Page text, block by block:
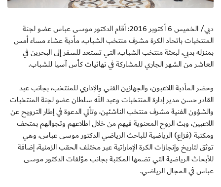
دبي/ الخميس 6 أكتوبر 2016: أقام الدكتور موسى عباس عضو لجنة
المنتخبات باتحاد الكرة مشرف منتخب الشباب، مأدبة عشاء مساء أمس
بمنزله بدبي، لبعثة منتخب الشباب، التي تستعد للسفر إلى البحرين في
العاشر من الشهر الجاري للمشاركة في نهائيات كأس آسيا للشباب.
وحضر المأدبة اللاعبون، والجهازين الفني والإداري للمنتخب، بجانب عبد
القادر حسن مدير إدارة المنتخبات وعبد الله سلطان عضو لجنة المنتخبات
والشؤون الفنية مشرف منتخب الناشئين، وتأتي الدعوة في إطار الترويح عن
اللاعبين، وبث الروح المعنوية فيهم من خلال اطلاعهم وتجوالهم بمتحف
ومكتبة (فزاع) الرياضية للباحث الرياضي الدكتور موسى عباس، وهي
توثق لتاريخ وإنجازات الكرة الإماراتية عبر مختلف الحقب الزمنية، إضافة
للأبحاث الرياضية التي تضمها المكتبة بجانب مؤلفات الدكتور موسى
عباس في المجال الرياضي.